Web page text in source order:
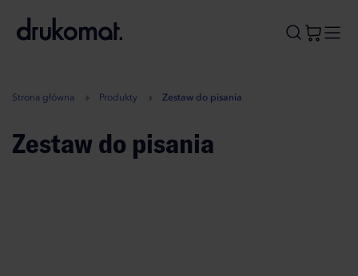
A
Strona główna Produkty Zestaw do pisania
Zestaw do pisania